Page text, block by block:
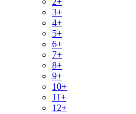
3+
4+
5+
6+
7+
8+
9+
10+
11+
12+